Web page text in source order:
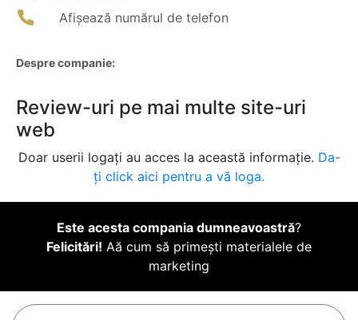
Afișează numărul de telefon
Despre companie:
Review-uri pe mai multe site-uri
web
Doar userii logați au acces la această informație. Da-
ți click aici pentru a vă loga.
Este acesta compania dumneavoastră?
Felicitări! Aă cum să primești materialele de
marketing